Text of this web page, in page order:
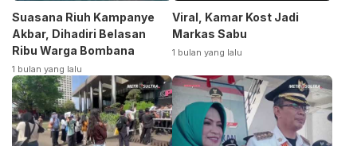
Suasana Riuh Kampanye
Akbar, Dihadiri Belasan
Ribu Warga Bombana
1 bulan yang lalu
Viral, Kamar Kost Jadi
Markas Sabu
1 bulan yang lalu